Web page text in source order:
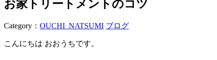
お家トリートメントのコツ
Category： OUCHI_NATSUMI ブログ
こんにちは おおうちです。